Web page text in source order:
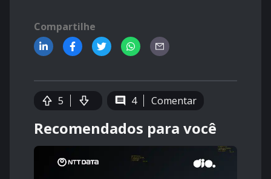
Compartilhe
5 4 Comentar
Recomendados para você